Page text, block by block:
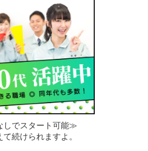
しでスタート可能≫
続けられますよ。